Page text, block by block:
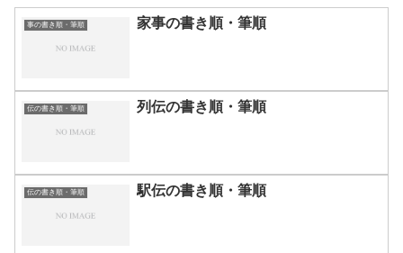
事の書き順・筆順 家事の書き順・筆順
伝の書き順・筆順 列伝の書き順・筆順
伝の書き順・筆順 駅伝の書き順・筆順